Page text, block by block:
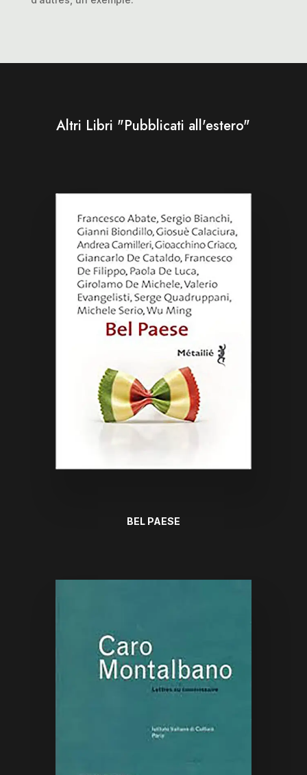
Altri Libri "Pubblicati all'estero"
BEL PAESE